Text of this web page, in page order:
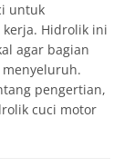
untuk
Hidrolik ini
agar bagian
pengertian,
cuci motor